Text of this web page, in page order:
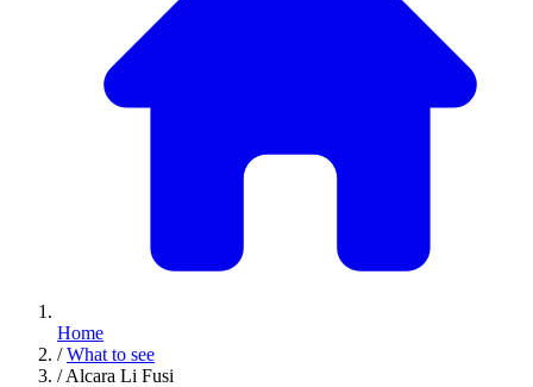
Home
/ What to see
/ Alcara Li Fusi